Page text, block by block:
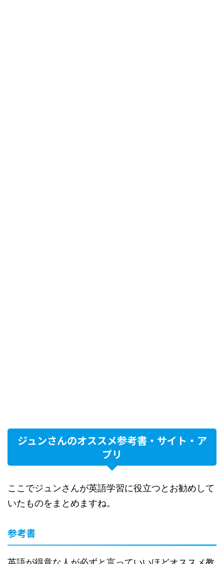
ジュンさんのオススメ参考書・サイト・ア
プリ
ここでジュンさんが英語学習に役立つとお勧めして
いたものをまとめますね。
参考書